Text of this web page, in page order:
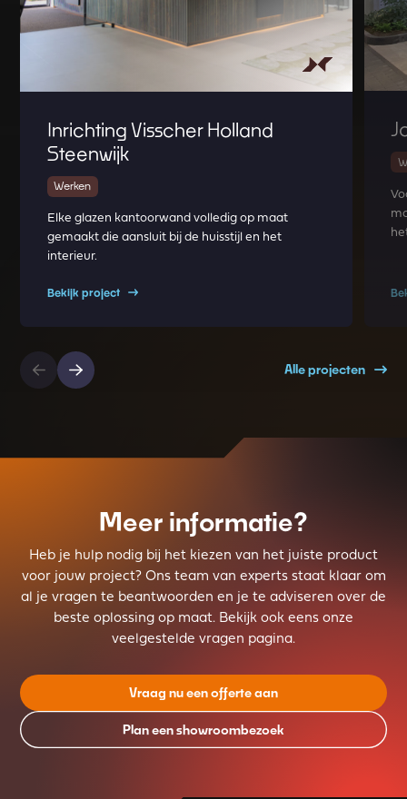
Inrichting Visscher Holland
Steenwijk
Werken
Elke glazen kantoorwand volledig op maat
gemaakt die aansluit bij de huisstijl en het
interieur.
Bekijk project
Alle projecten
Meer informatie?
Heb je hulp nodig bij het kiezen van het juiste product
voor jouw project? Ons team van experts staat klaar om
al je vragen te beantwoorden en je te adviseren over de
beste oplossing op maat. Bekijk ook eens onze
veelgestelde vragen pagina.
Vraag nu een offerte aan
Plan een showroombezoek